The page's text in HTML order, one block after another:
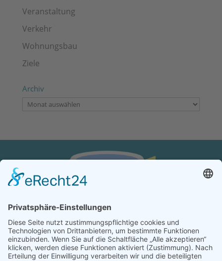
Veranstaltung
Verkehr
Wohnungsbau
Ziele
Archiv
Archiv
Verein von aus der MITTE e.V.
Schreiben Sie uns: